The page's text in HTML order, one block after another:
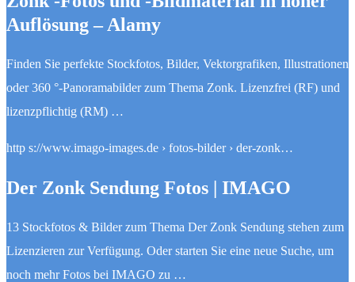
Auflösung – Alamy
Finden Sie perfekte Stockfotos, Bilder, Vektorgrafiken, Illustrationen
oder 360 °-Panoramabilder zum Thema Zonk. Lizenzfrei (RF) und
lizenzpflichtig (RM) …
http s://www.imago-images.de › fotos-bilder › der-zonk…
Der Zonk Sendung Fotos | IMAGO
13 Stockfotos & Bilder zum Thema Der Zonk Sendung stehen zum
Lizenzieren zur Verfügung. Oder starten Sie eine neue Suche, um
noch mehr Fotos bei IMAGO zu …